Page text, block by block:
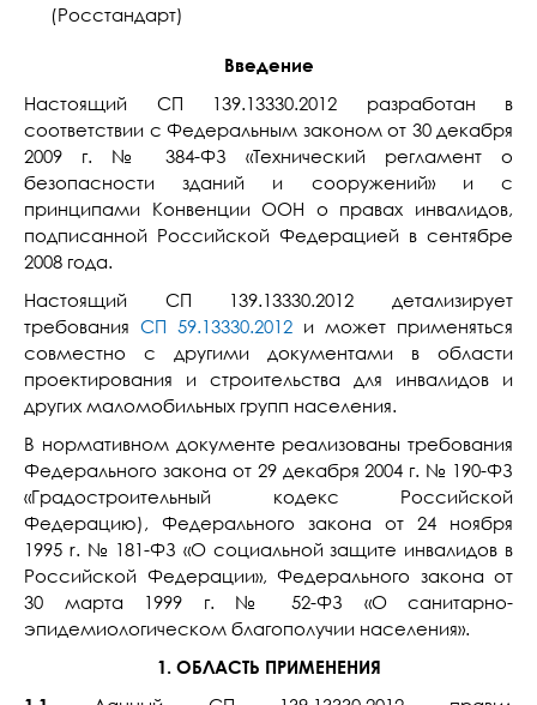
(Росстандарт)
Введение
Настоящий СП 139.13330.2012 разработан в
соответствии с Федеральным законом от 30 декабря
2009 г. № 384-ФЗ «Технический регламент о
безопасности зданий и сооружений» и с
принципами Конвенции ООН о правах инвалидов,
подписанной Российской Федерацией в сентябре
2008 года.
Настоящий СП 139.13330.2012 детализирует
требования СП 59.13330.2012 и может применяться
совместно с другими документами в области
проектирования и строительства для инвалидов и
других маломобильных групп населения.
В нормативном документе реализованы требования
Федерального закона от 29 декабря 2004 г. № 190-ФЗ
«Градостроительный кодекс Российской
Федерацию), Федерального закона от 24 ноября
1995 r. № 181-ФЗ «О социальной защите инвалидов в
Российской Федерации», Федерального закона от
30 марта 1999 г. № 52-ФЗ «О санитарно-
эпидемиологическом благополучии населения».
1. ОБЛАСТЬ ПРИМЕНЕНИЯ